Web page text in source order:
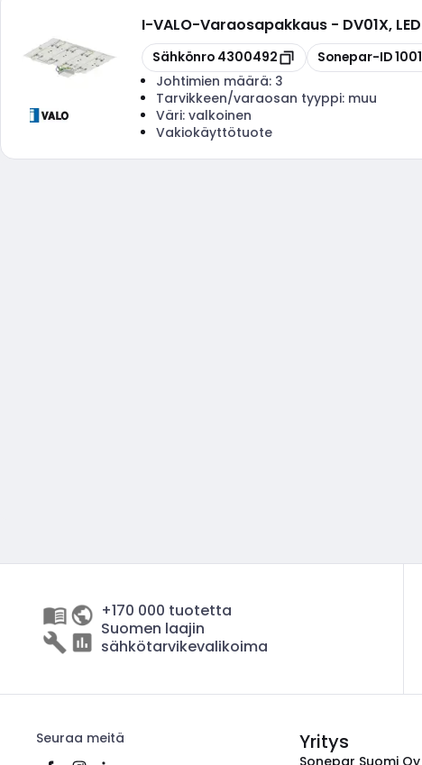
I-VALO-Varaosapakkaus - DV01X,
Kopioi
Sähkönro 4300492 Kopioi
Sonepar-ID
Johtimien määrä: 3
Tarvikkeen/varaosan tyyppi: muu
Väri: valkoinen
Vakiokäyttötuote
+170 000 tuotetta
Suomen laajin
sähkötarvikevalikoima
Seuraa meitä Yritys
Sonepar Suomi Oy